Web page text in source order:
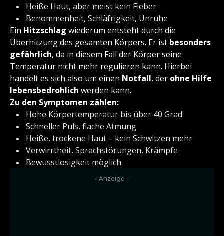
Heiße Haut, aber meist kein Fieber
Benommenheit, Schläfrigkeit, Unruhe
Ein Hitzschlag wiederum entsteht durch die
Überhitzung des gesamten Körpers. Er ist besonders
gefährlich, da in diesem Fall der Körper seine
Temperatur nicht mehr regulieren kann. Hierbei
handelt es sich also um einen Notfall, der ohne Hilfe
lebensbedrohlich werden kann.
Zu den Symptomen zählen:
Hohe Körpertemperatur bis über 40 Grad
Schneller Puls, flache Atmung
Heiße, trockene Haut – kein Schwitzen mehr
Verwirrtheit, Sprachstörungen, Krämpfe
Bewusstlosigkeit möglich
- Anzeige -